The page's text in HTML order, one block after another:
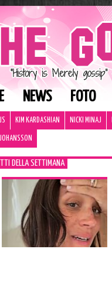
NEWS FOTO
KIM KARDASHIAN NICKI MINAJ
DELLA SETTIMANA